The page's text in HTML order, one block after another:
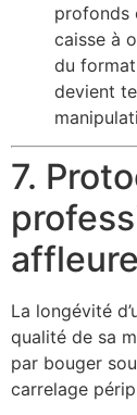
profonds
caisse à
du
devient
7.
La longévité
qualité de sa
par bouger
carrelage